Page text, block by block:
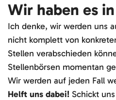
Wir haben es
Ich denke, wir werden uns
nicht komplett von
Stellen verabschieden
Stellenbörsen momentan
Wir werden auf jeden Fall
Helft uns dabei! Schickt